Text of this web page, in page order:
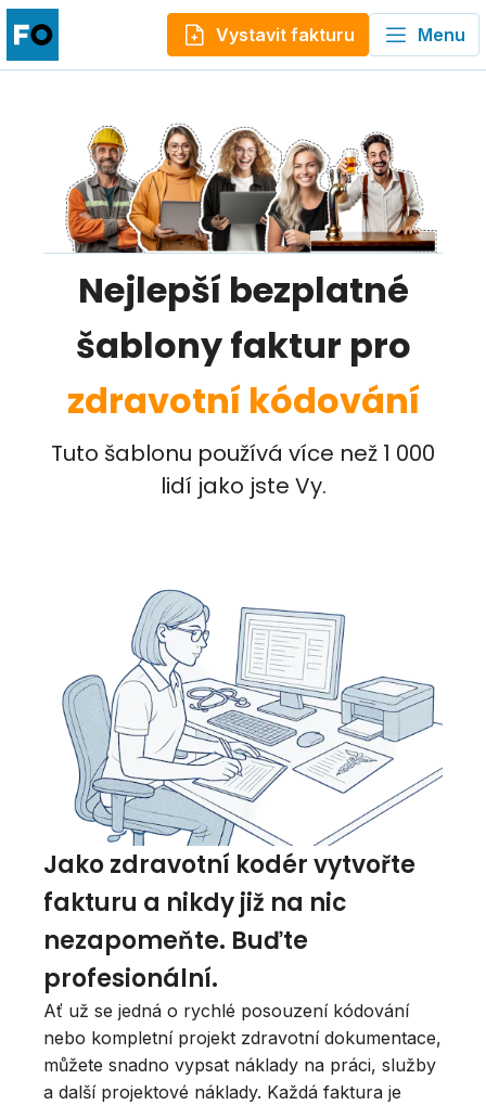
Vystavit fakturu Menu
Nejlepší bezplatné
šablony faktur pro
zdravotní kódování
Tuto šablonu používá více než 1 000
lidí jako jste Vy.
Jako zdravotní kodér vytvořte
fakturu a nikdy již na nic
nezapomeňte. Buďte
profesionální.
Ať už se jedná o rychlé posouzení kódování
nebo kompletní projekt zdravotní dokumentace,
můžete snadno vypsat náklady na práci, služby
a další projektové náklady. Každá faktura je